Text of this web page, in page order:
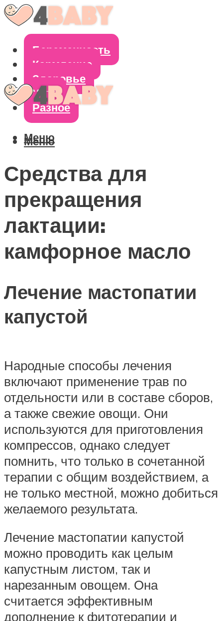
Беременность
Кормление
Здоровье
Уход
Разное
Меню
Меню
Средства для
прекращения
лактации:
камфорное масло
Лечение мастопатии
капустой
Народные способы лечения
включают применение трав по
отдельности или в составе сборов,
а также свежие овощи. Они
используются для приготовления
компрессов, однако следует
помнить, что только в сочетанной
терапии с общим воздействием, а
не только местной, можно добиться
желаемого результата.
Лечение мастопатии капустой
можно проводить как целым
капустным листом, так и
нарезанным овощем. Она
считается эффективным
дополнение к фитотерапии и